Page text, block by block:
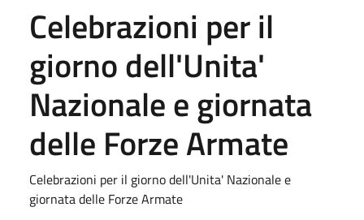
Celebrazioni per il
giorno dell'Unita'
Nazionale e giornata
delle Forze Armate
Celebrazioni per il giorno dell'Unita' Nazionale e
giornata delle Forze Armate